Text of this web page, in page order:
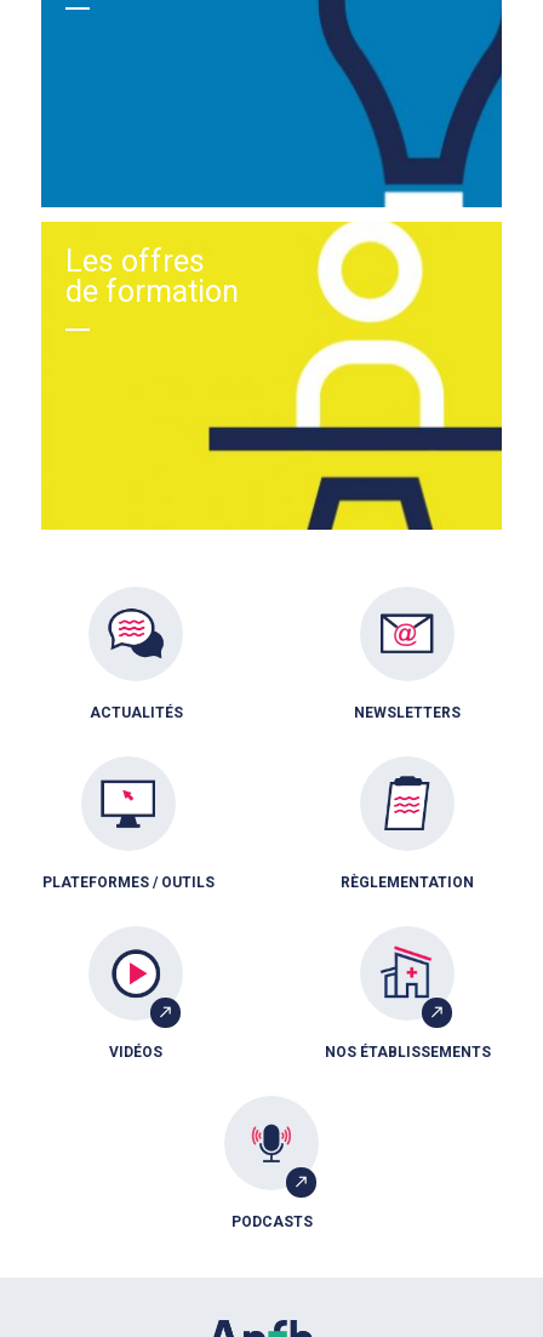
Les offres
de formation
ACTUALITÉS NEWSLETTERS
PLATEFORMES / OUTILS RÈGLEMENTATION
VIDÉOS NOS ÉTABLISSEMENTS
PODCASTS